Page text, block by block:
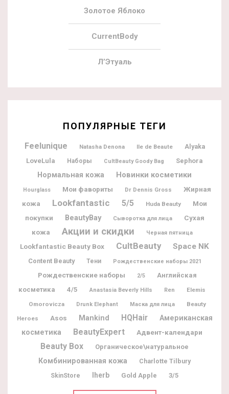
Золотое Яблоко
CurrentBody
Л’Этуаль
ПОПУЛЯРНЫЕ ТЕГИ
Feelunique Natasha Denona Ile de Beaute
Alyaka
LoveLula
Наборы CultBeauty Goody Bag Sephora
Нормальная кожа Новинки косметики
Hourglass Мои фавориты Dr Dennis Gross
Жирная
кожа
Lookfantastic 5/5 Huda Beauty
Мои
покупки
BeautyBay Сыворотка для лица
Сухая
кожа
Акции и скидки Черная пятница
Lookfantastic Beauty Box CultBeauty Space NK
Content Beauty Тени Рождественские наборы 2021
Рождественские наборы 2/5
Английская
косметика
4/5 Anastasia Beverly Hills Ren
Elemis
Omorovicza
Drunk Elephant Маска для лица
Beauty
Heroes
Asos Mankind HQHair
Американская
косметика
BeautyExpert Адвент-календари
Beauty Box Органическое\натуральное
Комбинированная кожа Charlotte Tilbury
SkinStore Iherb Gold Apple 3/5